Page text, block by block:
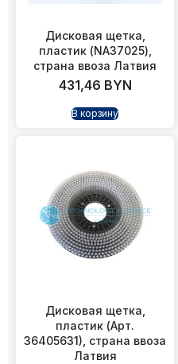
Дисковая щетка,
пластик (NA37025),
страна ввоза Латвия
431,46 BYN
В корзину
Дисковая щетка,
пластик (Арт.
36405631), страна ввоза
Латвия